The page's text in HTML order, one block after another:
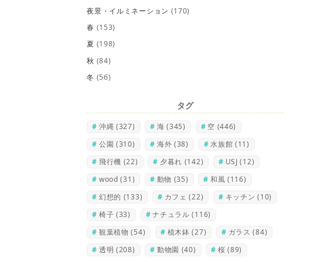
夜景・イルミネーション (170)
春 (153)
夏 (198)
秋 (84)
冬 (56)
タグ
沖縄 (327) 海 (345) 空 (446)
公園 (310) 海外 (38) 水族館 (11)
飛行機 (22) 夕暮れ (142) USJ (12)
wood (31) 動物 (35) 和風 (116)
幻想的 (133) カフェ (22) キッチン (10)
椅子 (33) ナチュラル (116)
観葉植物 (54) 植木鉢 (27) ガラス (84)
透明 (208) 動物園 (40) 桜 (89)